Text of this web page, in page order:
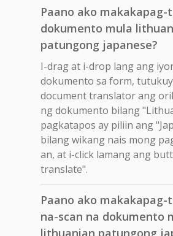
Paano ako
dokumento mula
patungong japanese?
I-drag at i-drop lang ang
dokumento sa form,
document translator ang
ng dokumento bilang
pagkatapos ay piliin ang
bilang wikang nais mong
an, at i-click lamang ang
translate".
Paano ako
na-scan na dokumento
lithuanian patungong